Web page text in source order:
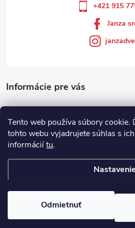
Tento web používa súbory cookie.
tohto webu vyjadrujete súhlas s
informáciítu.
Nastavenie
Odmietnuť
Informácie pre vás
+421 915
Janza
Showroom
.